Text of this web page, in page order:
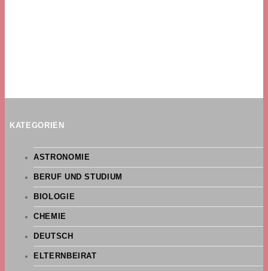
KATEGORIEN
ASTRONOMIE
BERUF UND STUDIUM
BIOLOGIE
CHEMIE
DEUTSCH
ELTERNBEIRAT